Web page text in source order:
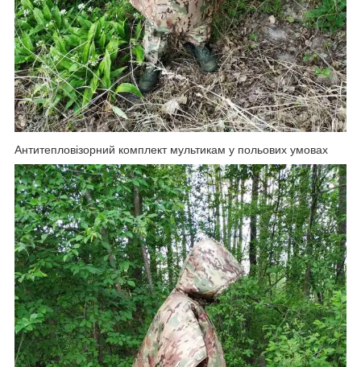
Антитепловізорний комплект мультикам у польових умовах